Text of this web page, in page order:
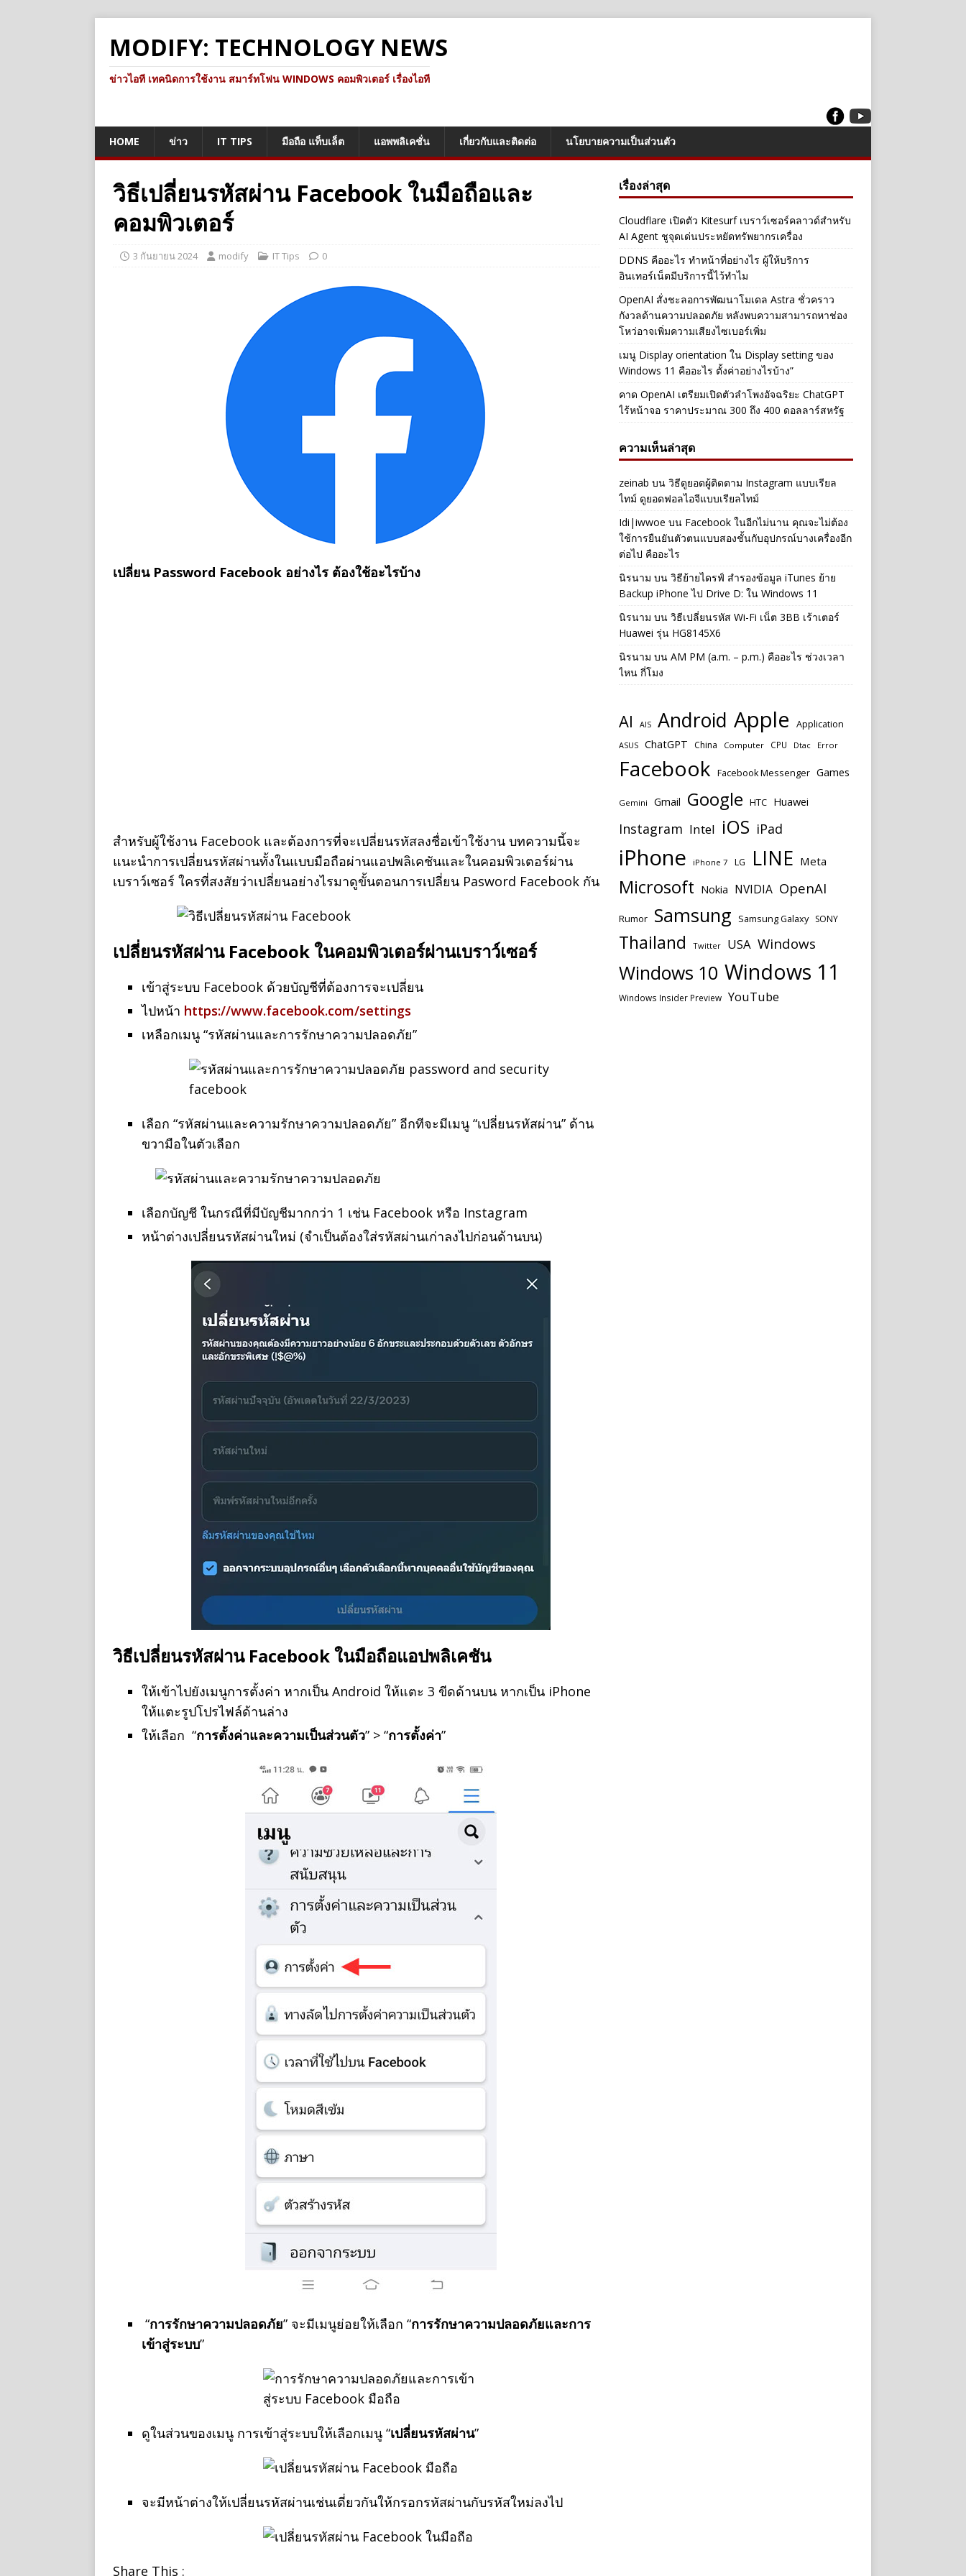
MODIFY: TECHNOLOGY NEWS
ข่าวไอที เทคนิดการใช้งาน สมาร์ทโฟน WINDOWS คอมพิวเตอร์ เรื่องไอที
HOME ข่าว IT TIPS มือถือ แท็บเล็ต แอพพลิเคชั่น เกี่ยวกับและติดต่อ นโยบายความเป็นส่วนตัว
วิธีเปลี่ยนรหัสผ่าน Facebook ในมือถือและ
คอมพิวเตอร์
3 กันยายน 2024 modify IT Tips 0
เปลี่ยน Password Facebook อย่างไร ต้องใช้อะไรบ้าง
สำหรับผู้ใช้งาน Facebook และต้องการที่จะเปลี่ยนรหัสลงชื่อเข้าใช้งาน บทความนี้จะ
แนะนำการเปลี่ยนรหัสผ่านทั้งในแบบมือถือผ่านแอปพลิเคชันและในคอมพิวเตอร์ผ่าน
เบราว์เซอร์ ใครที่สงสัยว่าเปลี่ยนอย่างไรมาดูขั้นตอนการเปลี่ยน Pasword Facebook กัน
เปลี่ยนรหัสผ่าน Facebook ในคอมพิวเตอร์ผ่านเบราว์เซอร์
เข้าสู่ระบบ Facebook ด้วยบัญชีที่ต้องการจะเปลี่ยน
ไปหน้า https://www.facebook.com/settings
เหลือกเมนู “รหัสผ่านและการรักษาความปลอดภัย”
เลือก “รหัสผ่านและความรักษาความปลอดภัย” อีกทีจะมีเมนู “เปลี่ยนรหัสผ่าน” ด้าน
ขวามือในตัวเลือก
เลือกบัญชี ในกรณีที่มีบัญชีมากกว่า 1 เช่น Facebook หรือ Instagram
หน้าต่างเปลี่ยนรหัสผ่านใหม่ (จำเป็นต้องใส่รหัสผ่านเก่าลงไปก่อนด้านบน)
วิธีเปลี่ยนรหัสผ่าน Facebook ในมือถือแอปพลิเคชัน
ให้เข้าไปยังเมนูการตั้งค่า หากเป็น Android ให้แตะ 3 ขีดด้านบน หากเป็น iPhone
ให้แตะรูปโปรไฟล์ด้านล่าง
ให้เลือก “การตั้งค่าและความเป็นส่วนตัว” > “การตั้งค่า”
“การรักษาความปลอดภัย” จะมีเมนูย่อยให้เลือก “การรักษาความปลอดภัยและการ
เข้าสู่ระบบ”
ดูในส่วนของเมนู การเข้าสู่ระบบให้เลือกเมนู “เปลี่ยนรหัสผ่าน”
จะมีหน้าต่างให้เปลี่ยนรหัสผ่านเช่นเดี่ยวกันให้กรอกรหัสผ่านกับรหัสใหม่ลงไป
Share This :
เรื่องล่าสุด
Cloudflare เปิดตัว Kitesurf เบราว์เซอร์คลาวด์สำหรับ
AI Agent ชูจุดเด่นประหยัดทรัพยากรเครื่อง
DDNS คืออะไร ทำหน้าที่อย่างไร ผู้ให้บริการ
อินเทอร์เน็ตมีบริการนี้ไว้ทำไม
OpenAI สั่งชะลอการพัฒนาโมเดล Astra ชั่วคราว
กังวลด้านความปลอดภัย หลังพบความสามารถหาช่อง
โหว่อาจเพิ่มความเสียงไซเบอร์เพิ่ม
เมนู Display orientation ใน Display setting ของ
Windows 11 คืออะไร ตั้งค่าอย่างไรบ้าง”
คาด OpenAI เตรียมเปิดตัวลำโพงอัจฉริยะ ChatGPT
ไร้หน้าจอ ราคาประมาณ 300 ถึง 400 ดอลลาร์สหรัฐ
ความเห็นล่าสุด
zeinab บน วิธีดูยอดผู้ติดตาม Instagram แบบเรียล
ไทม์ ดูยอดฟอลไอจีแบบเรียลไทม์
Idi|iwwoe บน Facebook ในอีกไม่นาน คุณจะไม่ต้อง
ใช้การยืนยันตัวตนแบบสองชั้นกับอุปกรณ์บางเครื่องอีก
ต่อไป คืออะไร
นิรนาม บน วิธีย้ายไดรฟ์ สำรองข้อมูล iTunes ย้าย
Backup iPhone ไป Drive D: ใน Windows 11
นิรนาม บน วิธีเปลี่ยนรหัส Wi-Fi เน็ต 3BB เร้าเตอร์
Huawei รุ่น HG8145X6
นิรนาม บน AM PM (a.m. – p.m.) คืออะไร ช่วงเวลา
ไหน กี่โมง
AI AIS Android Apple Application
ASUS ChatGPT China Computer CPU Dtac Error
Facebook Facebook Messenger Games
Gemini Gmail Google HTC Huawei
Instagram Intel iOS iPad
iPhone iPhone 7 LG LINE Meta
Microsoft Nokia NVIDIA OpenAI
Rumor Samsung Samsung Galaxy SONY
Thailand Twitter USA Windows
Windows 10 Windows 11
Windows Insider Preview YouTube